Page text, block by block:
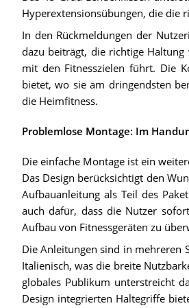
Hyperextensionsübungen, die die
In den Rückmeldungen der
dazu beiträgt, die richtige
mit den Fitnesszielen führt. Die
bietet, wo sie am dringendsten
die Heimfitness.
Problemlose Montage: Im
Die einfache Montage ist ein
Das Design berücksichtigt den
Aufbauanleitung als Teil des
auch dafür, dass die Nutzer
Aufbau von Fitnessgeräten zu
Die Anleitungen sind in mehreren
Italienisch, was die breite
globales Publikum unterstreicht
Design integrierten Haltegriffe